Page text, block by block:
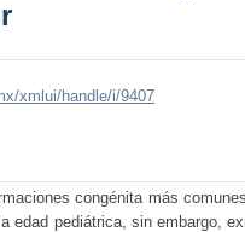
de caso
xmlui/handle/i/9407
congénita más
edad pediátrica, sin embargo,